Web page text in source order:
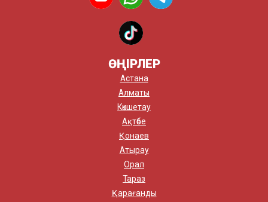
ӨҢІРЛЕР
Астана
Алматы
Көкшетау
Ақтөбе
Қонаев
Атырау
Орал
Тараз
Қарағанды